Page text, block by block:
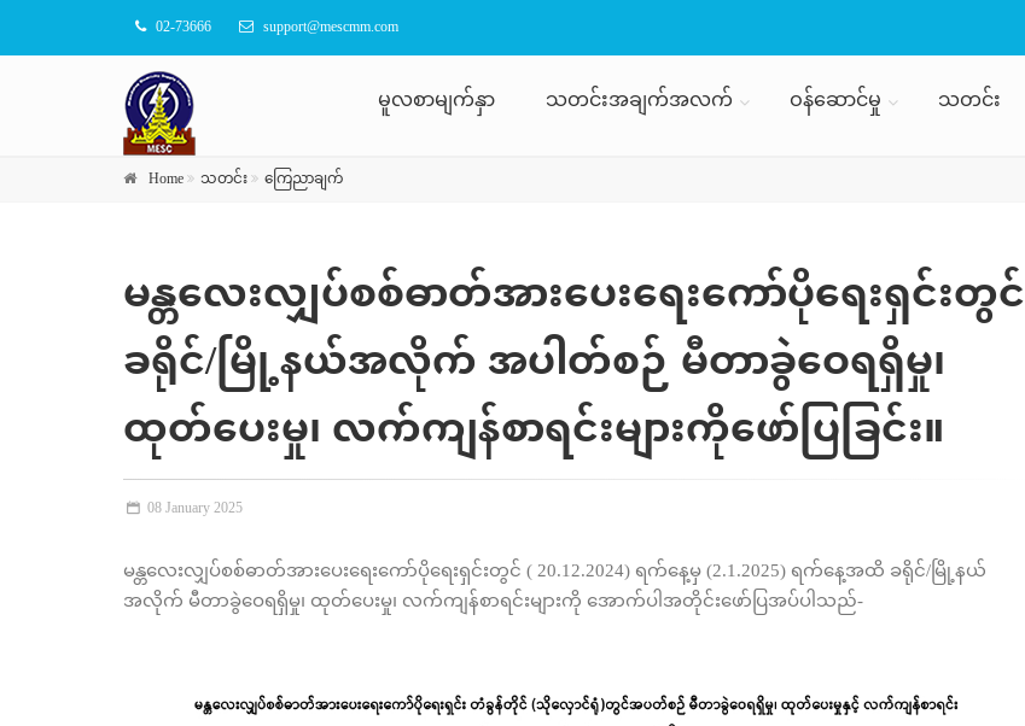
02-73666 support@mescmm.com
မူလစာမျက်နှာ သတင်းအချက်အလက် ဝန်ဆောင်မှု သတင်း
Home သတင်း ကြေညာချက်
မန္တလေးလျှပ်စစ်ဓာတ်အားပေးရေးကော်ပိုရေးရှင်းတွင်
ခရိုင်/မြို့နယ်အလိုက် အပါတ်စဉ် မီတာခွဲဝေရရှိမှု၊
ထုတ်ပေးမှု၊ လက်ကျန်စာရင်းများကိုဖော်ပြခြင်း။
08 January 2025
မန္တလေးလျှပ်စစ်ဓာတ်အားပေးရေးကော်ပိုရေးရှင်းတွင် ( 20.12.2024) ရက်နေ့မှ (2.1.2025) ရက်နေ့အထိ ခရိုင်/မြို့နယ်
အလိုက် မီတာခွဲဝေရရှိမှု၊ ထုတ်ပေးမှု၊ လက်ကျန်စာရင်းများကို အောက်ပါအတိုင်းဖော်ပြအပ်ပါသည်-